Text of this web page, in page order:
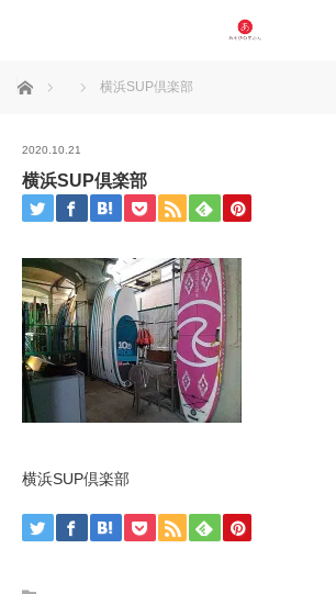
ホーム 横浜SUP倶楽部
2020.10.21
横浜SUP倶楽部
横浜SUP倶楽部